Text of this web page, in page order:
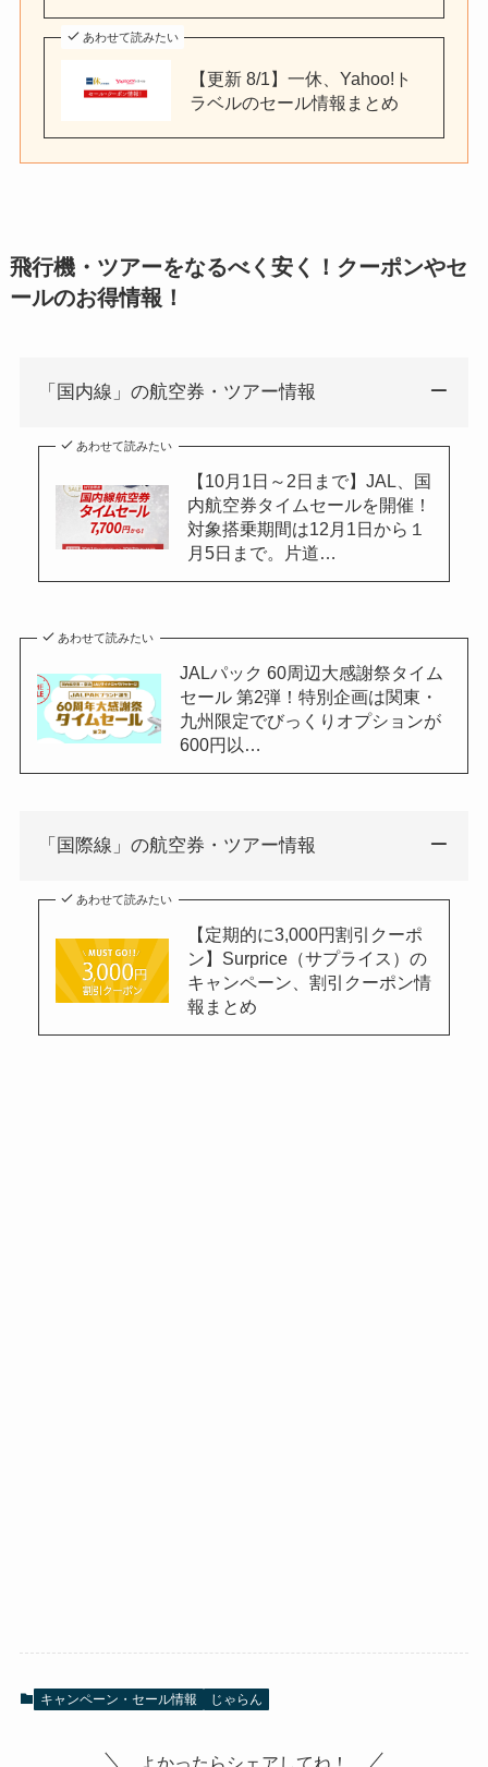
あわせて読みたい
【更新 8/1】一休、Yahoo!ト
ラベルのセール情報まとめ
飛行機・ツアーをなるべく安く！クーポンやセ
ールのお得情報！
「国内線」の航空券・ツアー情報
あわせて読みたい
【10月1日～2日まで】JAL、国
内航空券タイムセールを開催！
対象搭乗期間は12月1日から１
月5日まで。片道…
あわせて読みたい
JALパック 60周辺大感謝祭タイム
セール 第2弾！特別企画は関東・
九州限定でびっくりオプションが
600円以…
「国際線」の航空券・ツアー情報
あわせて読みたい
【定期的に3,000円割引クーポ
ン】Surprice（サプライス）の
キャンペーン、割引クーポン情
報まとめ
キャンペーン・セール情報 じゃらん
よかったらシェアしてね！